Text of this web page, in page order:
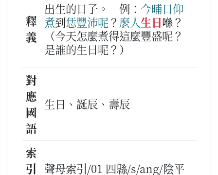
釋
義
出生的日子。 例： 今晡日仰
煮到恁豐沛呢？ 麼人生日喺？
（今天怎麼煮得這麼豐盛呢？
是誰的生日呢？）
對
應
國
語
生日、誕辰、壽辰
索
引 聲母索引/01 四縣/s/ang/陰平